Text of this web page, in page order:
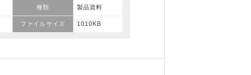
種類 製品資料
ファイルサイズ 1010KB